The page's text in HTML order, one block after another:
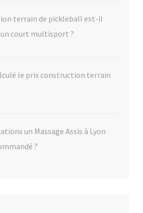
terrain de pickleball est-il
court multisport ?
le prix construction terrain
un Massage Assis à Lyon
?